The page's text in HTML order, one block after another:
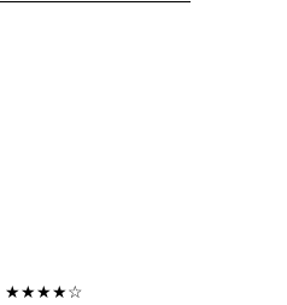
★★★★☆